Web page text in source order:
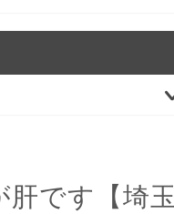
です【埼玉